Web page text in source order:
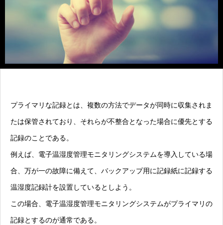
プライマリな記録とは、複数の方法でデータが同時に収集されま
たは保管されており、それらが不整合となった場合に優先とする
記録のことである。
例えば、電子温湿度管理モニタリングシステムを導入している場
合、万が一の故障に備えて、バックアップ用に記録紙に記録する
温湿度記録計を設置しているとしよう。
この場合、電子温湿度管理モニタリングシステムがプライマリの
記録とするのが通常である。